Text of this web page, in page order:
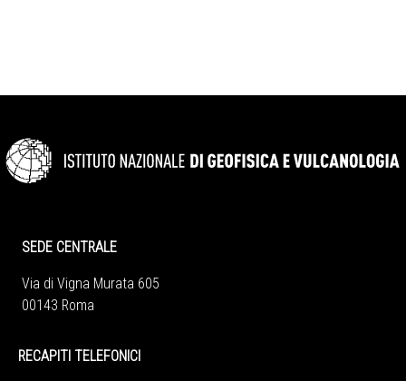
SEDE CENTRALE
Via di Vigna Murata 605
00143 Roma
RECAPITI TELEFONICI